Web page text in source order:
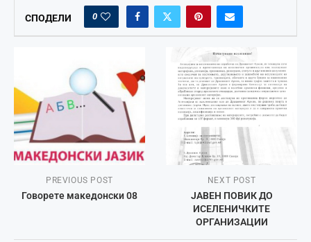
СПОДЕЛИ 0
PREVIOUS POST
Говорете македонски 08
NEXT POST
ЈАВЕН ПОВИК ДО
ИСЕЛЕНИЧКИТЕ
ОРГАНИЗАЦИИ